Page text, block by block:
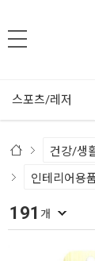
스포츠/레저
191 개